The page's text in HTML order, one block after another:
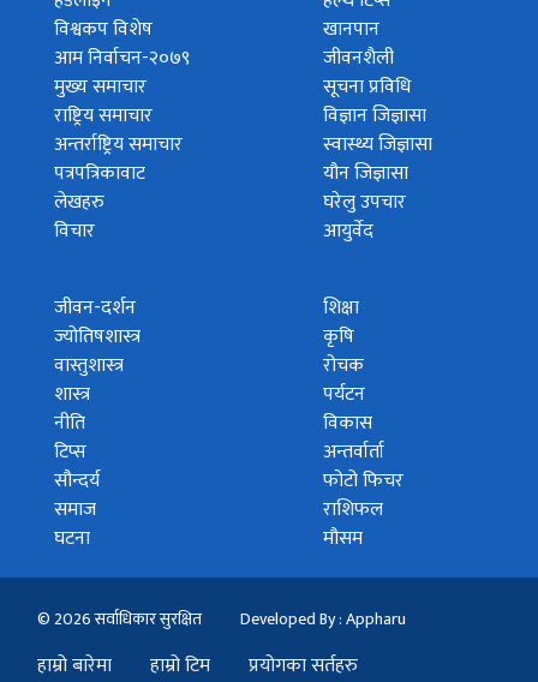
विश्वकप विशेष
आम निर्वाचन-२०७९
मुख्य समाचार
राष्ट्रिय समाचार
अन्तर्राष्ट्रिय समाचार
पत्रपत्रिकावाट
लेखहरु
विचार
खानपान
जीवनशैली
सूचना प्रविधि
विज्ञान जिज्ञासा
स्वास्थ्य जिज्ञासा
यौन जिज्ञासा
घरेलु उपचार
आयुर्वेद
जीवन-दर्शन
ज्योतिषशास्त्र
वास्तुशास्त्र
शास्त्र
नीति
टिप्स
सौन्दर्य
समाज
घटना
शिक्षा
कृषि
रोचक
पर्यटन
विकास
अन्तर्वार्ता
फोटो फिचर
राशिफल
मौसम
© 2026 सर्वाधिकार सुरक्षित Developed By : Appharu
हाम्रो बारेमा हाम्रो टिम प्रयोगका सर्तहरु